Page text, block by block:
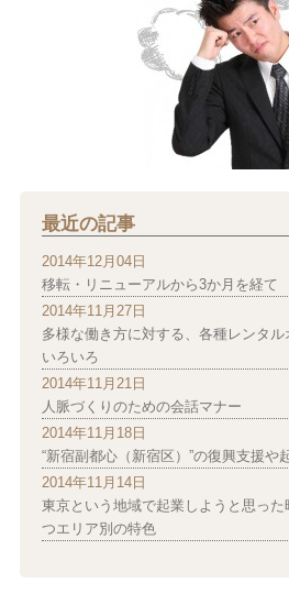
最近の記事
2014年12月04日
移転・リニューアルから3か月を経て
2014年11月27日
多様な働き方に対する、各種レンタ
いろいろ
2014年11月21日
人脈づくりのための会話マナー
2014年11月18日
“新宿副都心（新宿区）”の復興支援や
2014年11月14日
東京という地域で起業しようと思っ
つエリア別の特色